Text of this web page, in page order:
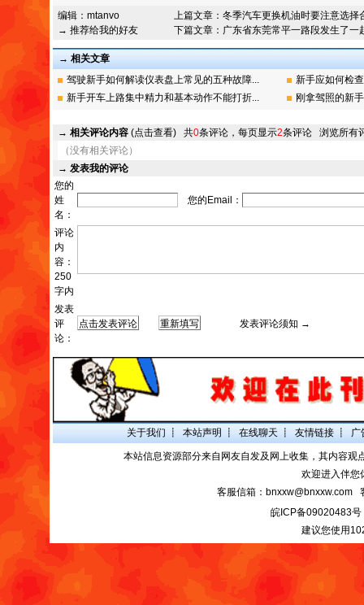
编辑： mtanvo
→ 推荐给我的好友
上篇文章： 冬季汽车更换机油时要注意选择
下篇文章： 广东省东莞常平一路段发生了一
→ 相关文章
驾驶新手如何解读仪表盘上常见的五种故障...
新手应如何检
新手开车上路集中精力和基本动作不能打折...
刚拿驾照的新
→ 相关评论内容 (点击查看) 共0条评论，每页显示2条评论 浏览所有
（没有相关评论）
→ 发表我的评论
您的
姓
名：
您的Email：
评论
内
容：
250
字内
发表
评
论：
发表评论须知 →
关于我们 ┋ 本站声明 ┋ 在线聊天 ┋ 友情链接 ┋ 广
本站信息资源部分来自网友自发及网上收集，其内容
欢迎进入伴您
客服信箱：bnxxw@bnxxw.com
皖ICP备09020483号
建议您使用